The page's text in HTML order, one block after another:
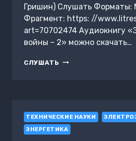
Гришин) Слушать Форматы:
Фрагмент: https: //
art=70702474 Аудиокнигу
войны – 2» можно скачать…
СЛУШАТЬ ЭНЕРГЕТИЧЕСКИЕ
ТЕХНИЧЕСКИЕ НАУКИ
ЭНЕРГЕТИКА